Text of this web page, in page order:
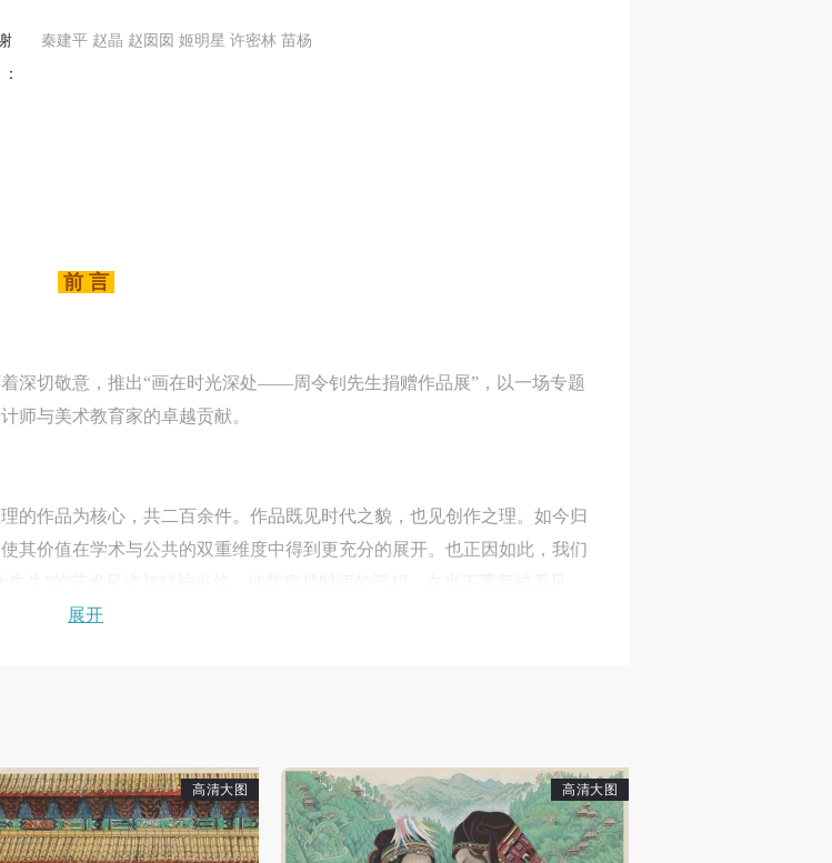
秦建平 赵晶 赵囡囡 姬明星 许密林 苗杨
前 言
深切敬意，推出“画在时光深处——周令钊先生捐赠作品展”，以一场专题
师与美术教育家的卓越贡献。
的作品为核心，共二百余件。作品既见时代之貌，也见创作之理。如今归
其价值在学术与公共的双重维度中得到更充分的展开。也正因如此，我们
频共振：他以画笔记录社会现场，以设计参与国家建构，并以师者之心扶
先生艺术贡献的学术框架。本次展览在此基础上，以捐赠作品为核心展开
语言。从战地写生到国家形象塑造，从绘画探索到公共设计，周先生以广
达的审美气象，建构出一套可被公共阅读、被历史铭记的图像体系。这既
展开
高清大图 高清大图
快捷登录 帐号密码登录